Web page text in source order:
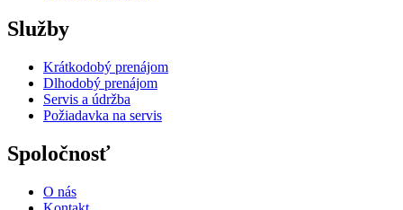
Služby
Krátkodobý prenájom
Dlhodobý prenájom
Servis a údržba
Požiadavka na servis
Spoločnosť
O nás